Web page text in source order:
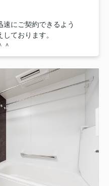
にご契約できるよう
ております。
＾